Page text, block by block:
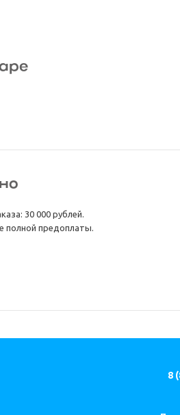
30 000 рублей.
полной предоплаты.
8